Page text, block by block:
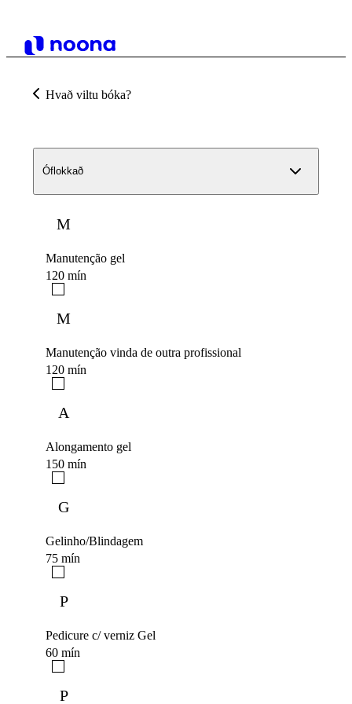
Hvað viltu bóka?
Óflokkað
M
Manutenção gel
120 mín
M
Manutenção vinda de outra profissional
120 mín
A
Alongamento gel
150 mín
G
Gelinho/Blindagem
75 mín
P
Pedicure c/ verniz Gel
60 mín
P